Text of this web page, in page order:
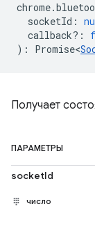
chrome.
socketId :
callback? :
) : Promise<
Получает
ПАРАМЕТРЫ
socketId
число